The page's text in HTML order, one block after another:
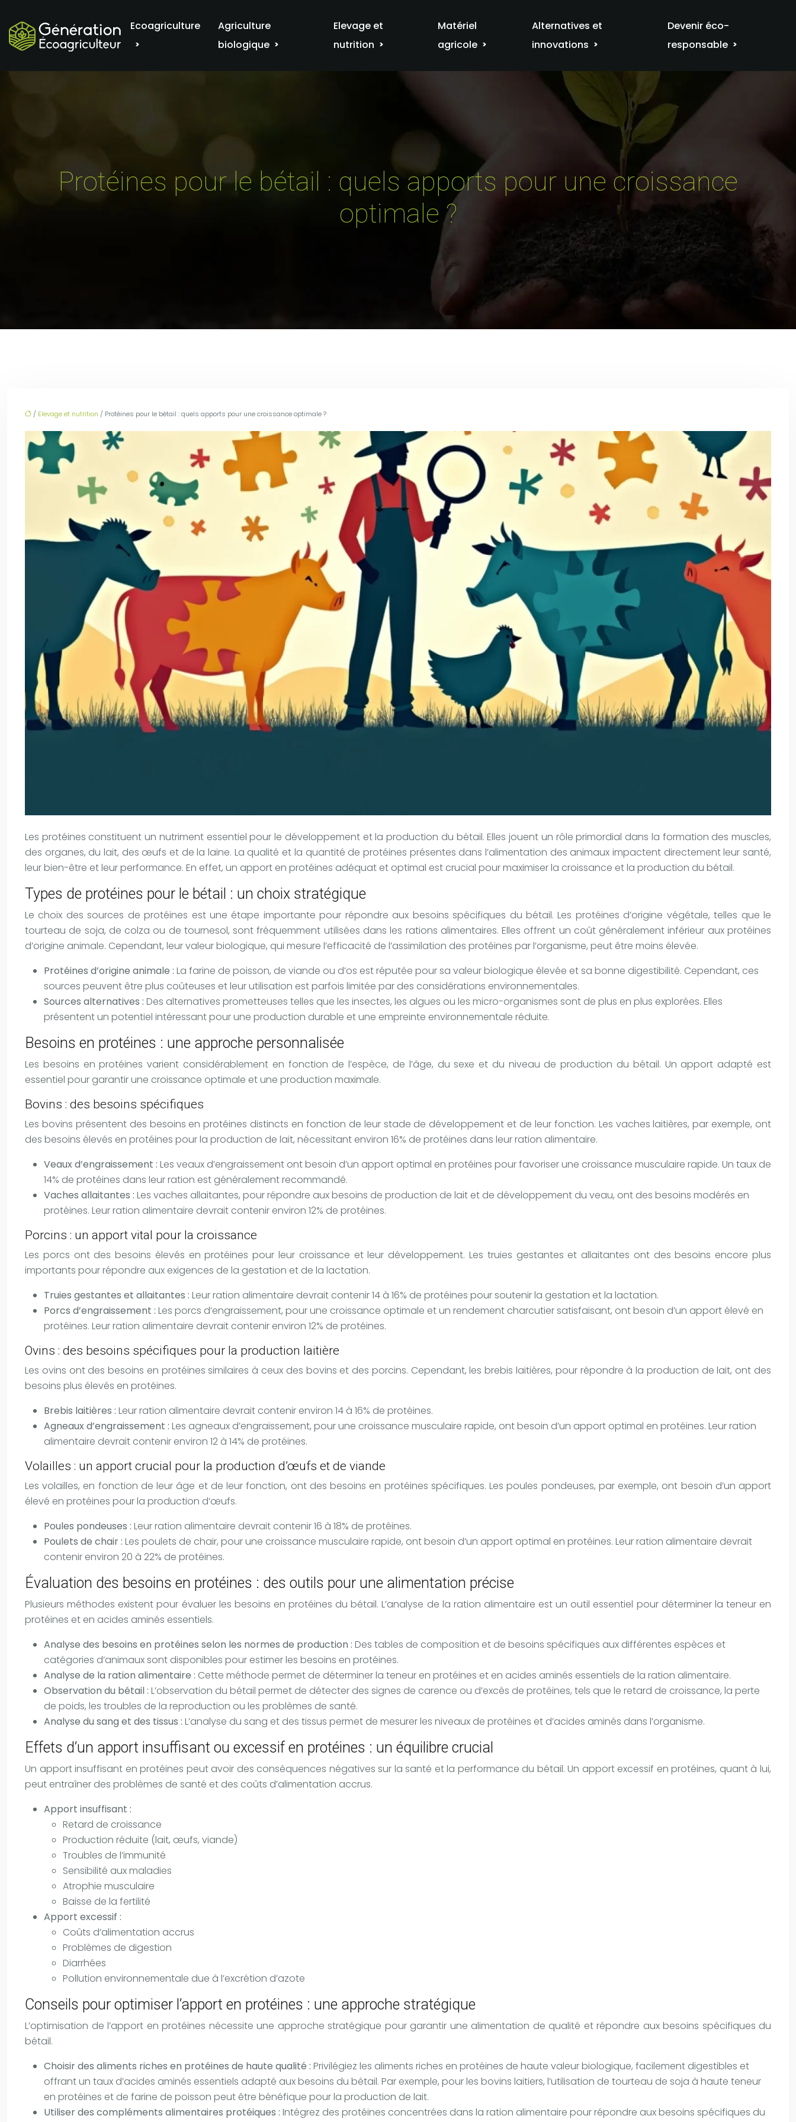
Ecoagriculture
Agriculture
biologique
Elevage et
nutrition
Matériel
agricole
Alternatives et
innovations
Devenir éco-
responsable
Protéines pour le bétail : quels apports pour une croissance
optimale ?
/ Elevage et nutrition / Protéines pour le bétail : quels apports pour une croissance optimale ?
Les protéines constituent un nutriment essentiel pour le développement et la production du bétail. Elles jouent un rôle primordial dans la formation des muscles,
des organes, du lait, des œufs et de la laine. La qualité et la quantité de protéines présentes dans l’alimentation des animaux impactent directement leur santé,
leur bien-être et leur performance. En effet, un apport en protéines adéquat et optimal est crucial pour maximiser la croissance et la production du bétail.
Types de protéines pour le bétail : un choix stratégique
Le choix des sources de protéines est une étape importante pour répondre aux besoins spécifiques du bétail. Les protéines d’origine végétale, telles que le
tourteau de soja, de colza ou de tournesol, sont fréquemment utilisées dans les rations alimentaires. Elles offrent un coût généralement inférieur aux protéines
d’origine animale. Cependant, leur valeur biologique, qui mesure l’efficacité de l’assimilation des protéines par l’organisme, peut être moins élevée.
Protéines d’origine animale : La farine de poisson, de viande ou d’os est réputée pour sa valeur biologique élevée et sa bonne digestibilité. Cependant, ces
sources peuvent être plus coûteuses et leur utilisation est parfois limitée par des considérations environnementales.
Sources alternatives : Des alternatives prometteuses telles que les insectes, les algues ou les micro-organismes sont de plus en plus explorées. Elles
présentent un potentiel intéressant pour une production durable et une empreinte environnementale réduite.
Besoins en protéines : une approche personnalisée
Les besoins en protéines varient considérablement en fonction de l’espèce, de l’âge, du sexe et du niveau de production du bétail. Un apport adapté est
essentiel pour garantir une croissance optimale et une production maximale.
Bovins : des besoins spécifiques
Les bovins présentent des besoins en protéines distincts en fonction de leur stade de développement et de leur fonction. Les vaches laitières, par exemple, ont
des besoins élevés en protéines pour la production de lait, nécessitant environ 16% de protéines dans leur ration alimentaire.
Veaux d’engraissement : Les veaux d’engraissement ont besoin d’un apport optimal en protéines pour favoriser une croissance musculaire rapide. Un taux de
14% de protéines dans leur ration est généralement recommandé.
Vaches allaitantes : Les vaches allaitantes, pour répondre aux besoins de production de lait et de développement du veau, ont des besoins modérés en
protéines. Leur ration alimentaire devrait contenir environ 12% de protéines.
Porcins : un apport vital pour la croissance
Les porcs ont des besoins élevés en protéines pour leur croissance et leur développement. Les truies gestantes et allaitantes ont des besoins encore plus
importants pour répondre aux exigences de la gestation et de la lactation.
Truies gestantes et allaitantes : Leur ration alimentaire devrait contenir 14 à 16% de protéines pour soutenir la gestation et la lactation.
Porcs d’engraissement : Les porcs d’engraissement, pour une croissance optimale et un rendement charcutier satisfaisant, ont besoin d’un apport élevé en
protéines. Leur ration alimentaire devrait contenir environ 12% de protéines.
Ovins : des besoins spécifiques pour la production laitière
Les ovins ont des besoins en protéines similaires à ceux des bovins et des porcins. Cependant, les brebis laitières, pour répondre à la production de lait, ont des
besoins plus élevés en protéines.
Brebis laitières : Leur ration alimentaire devrait contenir environ 14 à 16% de protéines.
Agneaux d’engraissement : Les agneaux d’engraissement, pour une croissance musculaire rapide, ont besoin d’un apport optimal en protéines. Leur ration
alimentaire devrait contenir environ 12 à 14% de protéines.
Volailles : un apport crucial pour la production d’œufs et de viande
Les volailles, en fonction de leur âge et de leur fonction, ont des besoins en protéines spécifiques. Les poules pondeuses, par exemple, ont besoin d’un apport
élevé en protéines pour la production d’œufs.
Poules pondeuses : Leur ration alimentaire devrait contenir 16 à 18% de protéines.
Poulets de chair : Les poulets de chair, pour une croissance musculaire rapide, ont besoin d’un apport optimal en protéines. Leur ration alimentaire devrait
contenir environ 20 à 22% de protéines.
Évaluation des besoins en protéines : des outils pour une alimentation précise
Plusieurs méthodes existent pour évaluer les besoins en protéines du bétail. L’analyse de la ration alimentaire est un outil essentiel pour déterminer la teneur en
protéines et en acides aminés essentiels.
Analyse des besoins en protéines selon les normes de production : Des tables de composition et de besoins spécifiques aux différentes espèces et
catégories d’animaux sont disponibles pour estimer les besoins en protéines.
Analyse de la ration alimentaire : Cette méthode permet de déterminer la teneur en protéines et en acides aminés essentiels de la ration alimentaire.
Observation du bétail : L’observation du bétail permet de détecter des signes de carence ou d’excès de protéines, tels que le retard de croissance, la perte
de poids, les troubles de la reproduction ou les problèmes de santé.
Analyse du sang et des tissus : L’analyse du sang et des tissus permet de mesurer les niveaux de protéines et d’acides aminés dans l’organisme.
Effets d’un apport insuffisant ou excessif en protéines : un équilibre crucial
Un apport insuffisant en protéines peut avoir des conséquences négatives sur la santé et la performance du bétail. Un apport excessif en protéines, quant à lui,
peut entraîner des problèmes de santé et des coûts d’alimentation accrus.
Apport insuffisant :
Retard de croissance
Production réduite (lait, œufs, viande)
Troubles de l’immunité
Sensibilité aux maladies
Atrophie musculaire
Baisse de la fertilité
Apport excessif :
Coûts d’alimentation accrus
Problèmes de digestion
Diarrhées
Pollution environnementale due à l’excrétion d’azote
Conseils pour optimiser l’apport en protéines : une approche stratégique
L’optimisation de l’apport en protéines nécessite une approche stratégique pour garantir une alimentation de qualité et répondre aux besoins spécifiques du
bétail.
Choisir des aliments riches en protéines de haute qualité : Privilégiez les aliments riches en protéines de haute valeur biologique, facilement digestibles et
offrant un taux d’acides aminés essentiels adapté aux besoins du bétail. Par exemple, pour les bovins laitiers, l’utilisation de tourteau de soja à haute teneur
en protéines et de farine de poisson peut être bénéfique pour la production de lait.
Utiliser des compléments alimentaires protéiques : Intégrez des protéines concentrées dans la ration alimentaire pour répondre aux besoins spécifiques du